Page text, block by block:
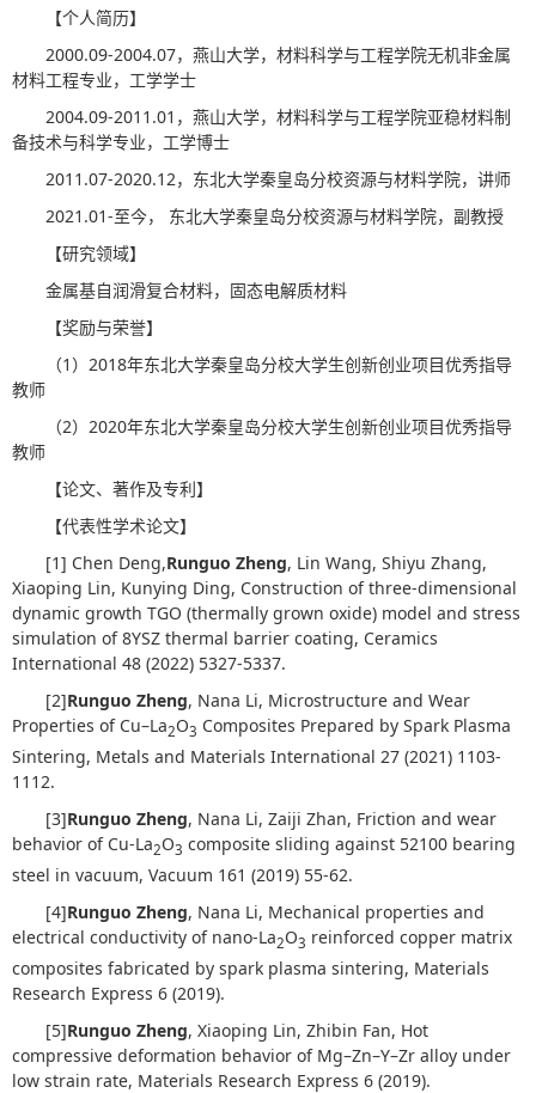
【个人简历】
2000.09-2004.07，燕山大学，材料科学与工程学院无机非金属
材料工程专业，工学学士
2004.09-2011.01，燕山大学，材料科学与工程学院亚稳材料制
备技术与科学专业，工学博士
2011.07-2020.12，东北大学秦皇岛分校资源与材料学院，讲师
2021.01-至今， 东北大学秦皇岛分校资源与材料学院，副教授
【研究领域】
金属基自润滑复合材料，固态电解质材料
【奖励与荣誉】
（1）2018年东北大学秦皇岛分校大学生创新创业项目优秀指导
教师
（2）2020年东北大学秦皇岛分校大学生创新创业项目优秀指导
教师
【论文、著作及专利】
【代表性学术论文】
[1] Chen Deng,Runguo Zheng, Lin Wang, Shiyu Zhang,
Xiaoping Lin, Kunying Ding, Construction of three-dimensional
dynamic growth TGO (thermally grown oxide) model and stress
simulation of 8YSZ thermal barrier coating, Ceramics
International 48 (2022) 5327-5337.
[2]Runguo Zheng, Nana Li, Microstructure and Wear
Properties of Cu–La2O3 Composites Prepared by Spark Plasma
Sintering, Metals and Materials International 27 (2021) 1103-
1112.
[3]Runguo Zheng, Nana Li, Zaiji Zhan, Friction and wear
behavior of Cu-La2O3 composite sliding against 52100 bearing
steel in vacuum, Vacuum 161 (2019) 55-62.
[4]Runguo Zheng, Nana Li, Mechanical properties and
electrical conductivity of nano-La2O3 reinforced copper matrix
composites fabricated by spark plasma sintering, Materials
Research Express 6 (2019).
[5]Runguo Zheng, Xiaoping Lin, Zhibin Fan, Hot
compressive deformation behavior of Mg–Zn–Y–Zr alloy under
low strain rate, Materials Research Express 6 (2019).